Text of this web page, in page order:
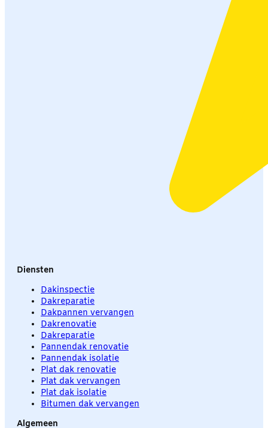
Diensten
Dakinspectie
Dakreparatie
Dakpannen vervangen
Dakrenovatie
Dakreparatie
Pannendak renovatie
Pannendak isolatie
Plat dak renovatie
Plat dak vervangen
Plat dak isolatie
Bitumen dak vervangen
Algemeen